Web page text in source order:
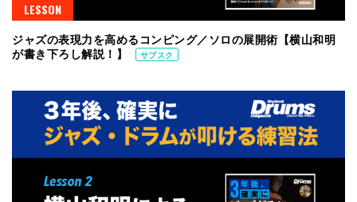
LESSON
ジャズの表現力を高めるコンピング／ソロの展開術【横山和明
が書き下ろし解説！】
サブスク